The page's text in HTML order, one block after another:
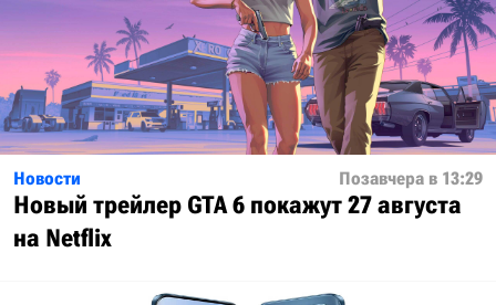
Новости Позавчера в 13:29
Новый трейлер GTA 6 покажут 27 августа
на Netflix